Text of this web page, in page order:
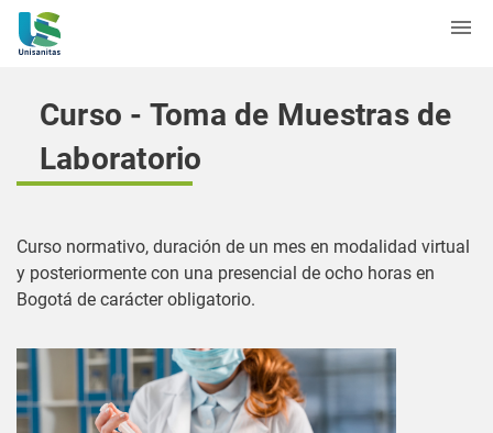
Curso - Toma de Muestras de
Laboratorio
Curso normativo, duración de un mes en modalidad virtual
y posteriormente con una presencial de ocho horas en
Bogotá de carácter obligatorio.